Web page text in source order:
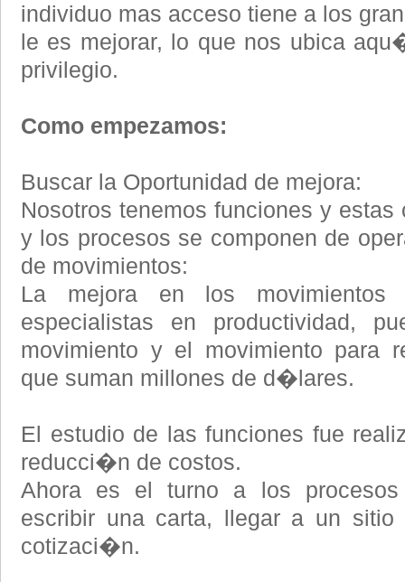
individuo mas acceso tiene a los
le es mejorar, lo que nos ubica
privilegio.
Como empezamos:
Buscar la Oportunidad de mejora:
Nosotros tenemos funciones y
y los procesos se componen de
de movimientos:
La mejora en los
especialistas en productividad,
movimiento y el movimiento para
que suman millones de d�lares.
El estudio de las funciones fue
reducci�n de costos.
Ahora es el turno a los procesos
escribir una carta, llegar a un sitio
cotizaci�n.